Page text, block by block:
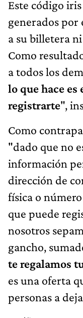
Este código
generados por
a su billetera
Como
a todos los
lo que hace es
registrarte",
Como
"dado que no
información
dirección de
física o
que puede
nosotros
gancho,
te regalamos
es una oferta
personas a